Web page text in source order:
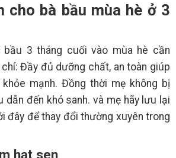
cho bà bầu mùa hè ở 3
3 tháng cuối vào mùa hè cần
Đầy đủ dưỡng chất, an toàn giúp
mạnh. Đồng thời mẹ không bị
dẫn đến khó sanh. và mẹ hãy lưu lại
đây để thay đổi thường xuyên trong
hạt sen